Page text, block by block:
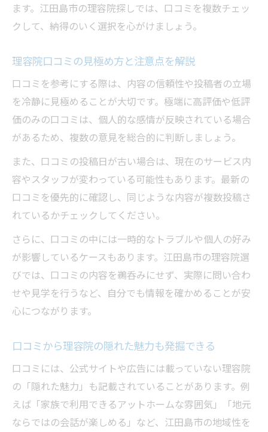
ます。江田島市の理容院探しでは、口コミを複数チェッ
クして、納得のいく選択を心がけましょう。
理容院口コミの見極め方と注意点を解説
口コミを参考にする際は、内容の信頼性や投稿者の立場
を冷静に見極めることが大切です。極端に高評価や低評
価のみの口コミは、個人的な感情が反映されている場合
があるため、複数の意見を総合的に判断しましょう。
また、口コミの投稿日が古い場合は、現在のサービス内
容やスタッフが変わっている可能性もあります。最新の
口コミを優先的に確認し、同じような内容が複数投稿さ
れているかチェックしてください。
さらに、口コミの中には一時的なトラブルや個人の好み
が影響しているケースもあります。江田島市の理容院選
びでは、口コミの内容を鵜呑みにせず、実際に問い合わ
せや見学を行うなど、自分でも情報を確かめることが安
心につながります。
口コミから理容院の隠れた魅力も発掘できる
口コミには、公式サイトや広告には載っていない理容院
の「隠れた魅力」も記載されていることがあります。例
えば「家族で利用できるアットホームな雰囲気」「地元
ならではの会話が楽しめる」など、江田島市の地域性を